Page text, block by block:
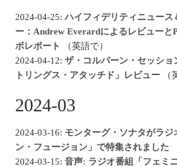
2024-04-25:ハイフィデリティニュース
ー：Andrew Everardによるレビューと
ボレポート
（英語で）
2024-04-12: ザ・コルバーン・セッショ
トリングス・アタッチド」レビュー （
2024-03
2024-03-16: モンターグ・ソナタがラジ
ン・フュージョン」で特集されました
2024-03-15: 音声: ラジオ番組「フェミ